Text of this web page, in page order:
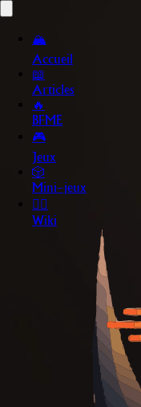
🏔️
Accueil
📖
Articles
🔥
BFME
🎮
Jeux
🎲
Mini~jeux
🧙‍♂️
Wiki